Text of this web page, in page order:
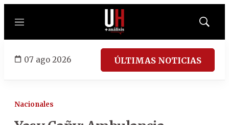
Menú
Mostrar
07 ago 2026 ÚLTIMAS NOTICIAS
Nacionales